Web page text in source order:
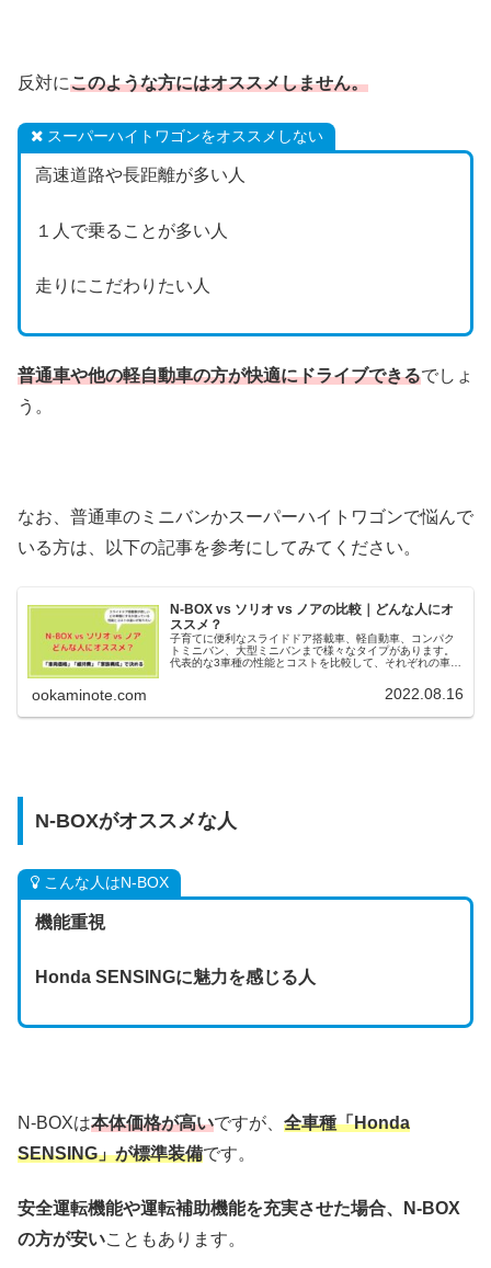
反対にこのような方にはオススメしません。
スーパーハイトワゴンをオススメしない
高速道路や長距離が多い人
１人で乗ることが多い人
走りにこだわりたい人
普通車や他の軽自動車の方が快適にドライブできるでしょ
う。
なお、普通車のミニバンかスーパーハイトワゴンで悩んで
いる方は、以下の記事を参考にしてみてください。
N-BOX vs ソリオ vs ノアの比較｜どんな人にオ
ススメ？
子育てに便利なスライドドア搭載車、軽自動車、コンパク
トミニバン、大型ミニバンまで様々なタイプがあります。
代表的な3車種の性能とコストを比較して、それぞれの車種
ookaminote.com 2022.08.16
N-BOXがオススメな人
こんな人はN-BOX
機能重視
Honda SENSINGに魅力を感じる人
N-BOXは本体価格が高いですが、 全車種「Honda
SENSING」が標準装備です。
安全運転機能や運転補助機能を充実させた場合、N-BOX
の方が安いこともあります。